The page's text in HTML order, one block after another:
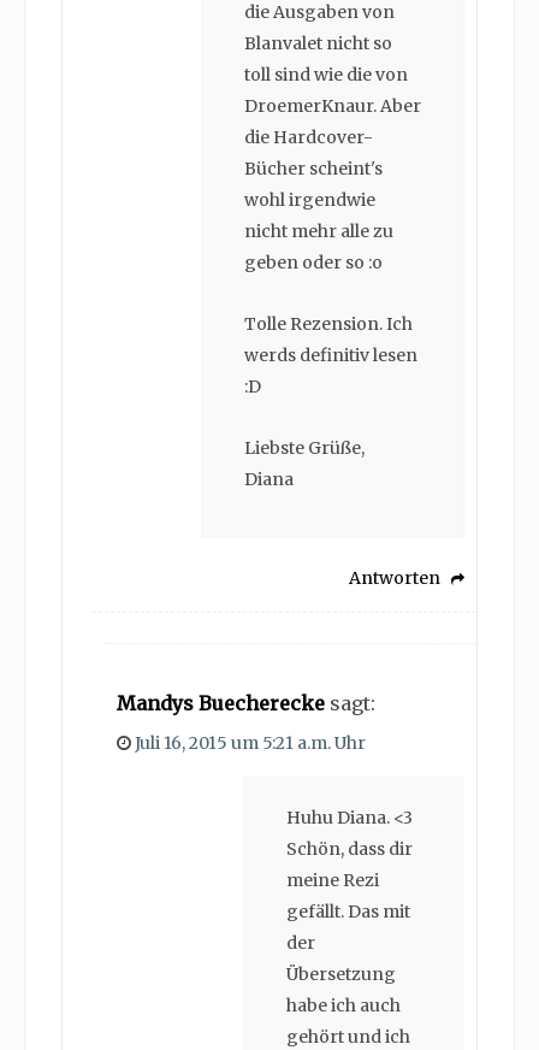
die Ausgaben von
Blanvalet nicht so
toll sind wie die von
DroemerKnaur. Aber
die Hardcover-
Bücher scheint's
wohl irgendwie
nicht mehr alle zu
geben oder so :o
Tolle Rezension. Ich
werds definitiv lesen
:D
Liebste Grüße,
Diana
Antworten
Mandys Buecherecke sagt:
Juli 16, 2015 um 5:21 a.m. Uhr
Huhu Diana. <3
Schön, dass dir
meine Rezi
gefällt. Das mit
der
Übersetzung
habe ich auch
gehört und ich